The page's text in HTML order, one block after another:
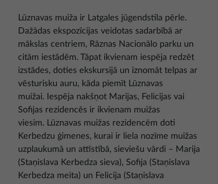
Lūznavas muiža ir Latgales jūgendstila pērle.
Dažādas ekspozīcijas veidotas sadarbībā ar
mākslas centriem, Rāznas Nacionālo parku un
citām iestādēm. Tāpat ikvienam iespēja redzēt
izstādes, doties ekskursijā un iznomāt telpas ar
vēsturisku auru, kāda piemīt Lūznavas
muižai. Iespēja nakšņot Marijas, Felicijas vai
Sofijas rezidencēs ir ikvienam muižas
viesim. Lūznavas muižas rezidencēm doti
Kerbedzu ģimenes, kurai ir liela nozīme muižas
uzplaukumā un attīstībā, sieviešu vārdi – Marija
(Staņislava Kerbedza sieva), Sofija (Staņislava
Kerbedza meita) un Felicija (Staņislava